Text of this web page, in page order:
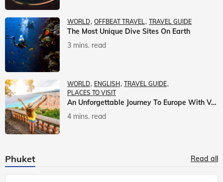
WORLD OFFBEAT TRAVEL TRAVEL GUIDE
The Most Unique Dive Sites On Earth
3 mins. read
WORLD ENGLISH TRAVEL GUIDE
PLACES TO VISIT
An Unforgettable Journey To Europe With Veena World
4 mins. read
Phuket Read all